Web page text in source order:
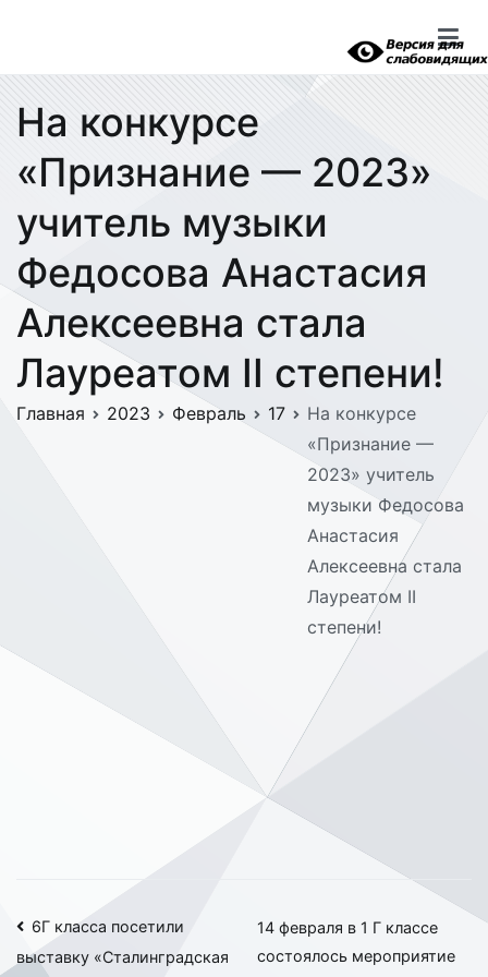
На конкурсе
«Признание — 2023»
учитель музыки
Федосова Анастасия
Алексеевна стала
Лауреатом II степени!
Главная 2023 Февраль 17
На конкурсе
«Признание —
2023» учитель
музыки Федосова
Анастасия
Алексеевна стала
Лауреатом II
степени!
Навигация
6Г класса посетили
выставку «Сталинградская
14 февраля в 1 Г классе
состоялось мероприятие